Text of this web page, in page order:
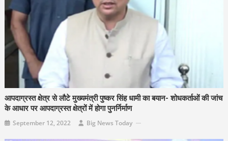
आपदाग्रस्त क्षेत्र से लौटे मुख्यमंत्री पुष्कर सिंह धामी का बयान- शोधकर्ताओं की जांच
के आधार पर आपदाग्रस्त क्षेत्रों में होगा पुनर्निर्माण
September 12, 2022 Big News Today